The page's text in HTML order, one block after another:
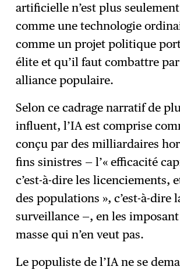
artificielle n’est plus
comme une technologie
comme un projet politique
élite et qu’il faut combattre
alliance populaire.
Selon ce cadrage narratif de
influent, l’IA est comprise
conçu par des milliardaires
fins sinistres — l’« efficacité
c’est-à-dire les licenciements,
des populations », c’est-à-dire
surveillance —, en les
masse qui n’en veut pas.
Le populiste de l’IA ne se